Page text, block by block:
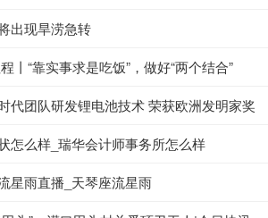
出现旱涝急转
丨“靠实事求是吃饭”，做好“两个结合”
代团队研发锂电池技术 荣获欧洲发明家奖
怎么样_瑞华会计师事务所怎么样
星雨直播_天琴座流星雨